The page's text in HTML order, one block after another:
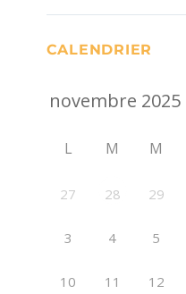
CALENDRIER
L M M
27 28 29
3 4 5
10 11 12